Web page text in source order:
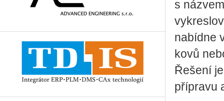
s
nabídne
kovů
Řešení
přípravu